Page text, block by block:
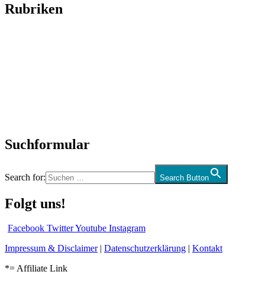
Rubriken
Suchformular
Search for: Search Button
Folgt uns!
Facebook TwitterYoutube Instagram
Impressum & Disclaimer| Datenschutzerklärung | Kontakt
*= Affiliate Link